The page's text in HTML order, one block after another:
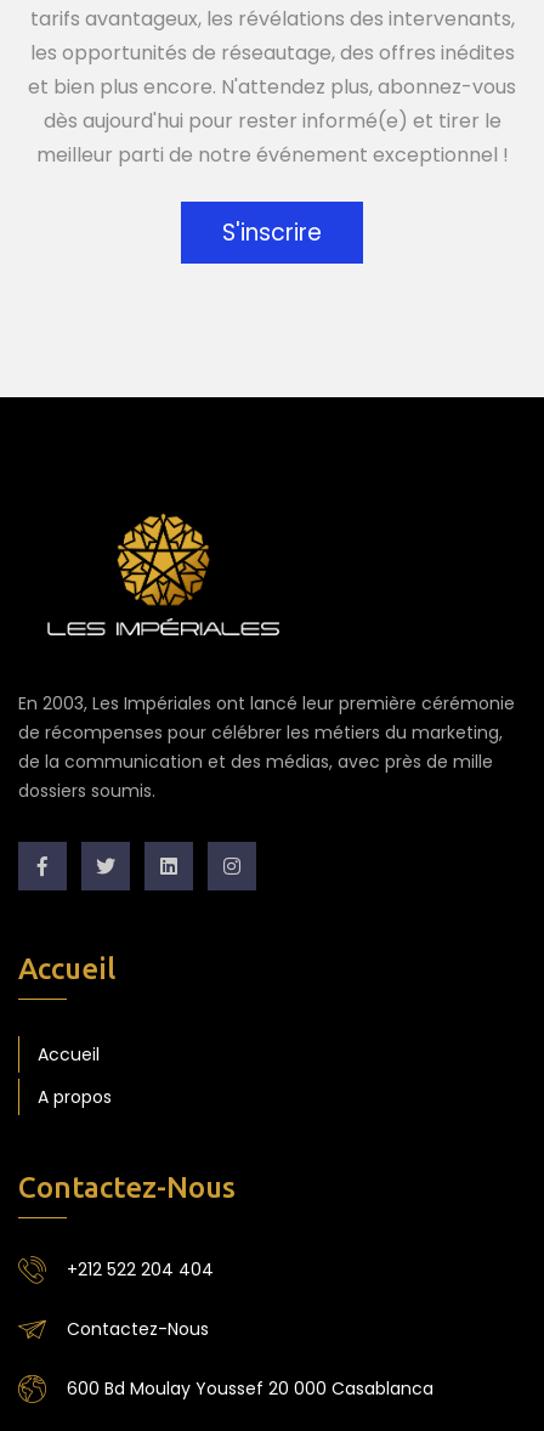
tarifs avantageux, les révélations des intervenants,
les opportunités de réseautage, des offres inédites
et bien plus encore. N'attendez plus, abonnez-vous
dès aujourd'hui pour rester informé(e) et tirer le
meilleur parti de notre événement exceptionnel !
S'inscrire
En 2003, Les Impériales ont lancé leur première cérémonie
de récompenses pour célébrer les métiers du marketing,
de la communication et des médias, avec près de mille
dossiers soumis.
Accueil
Accueil
A propos
Contactez-Nous
+212 522 204 404
Contactez-Nous
600 Bd Moulay Youssef 20 000 Casablanca